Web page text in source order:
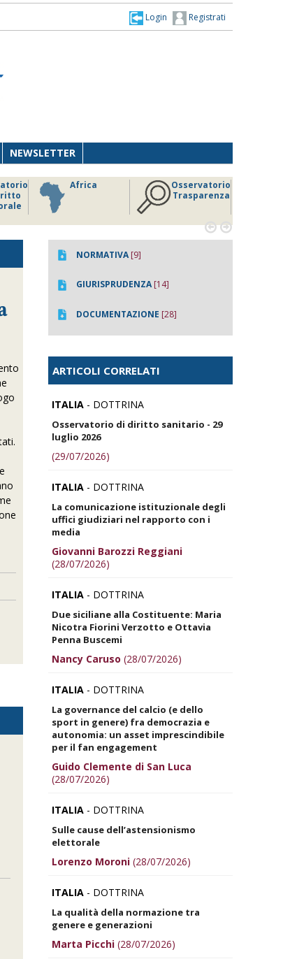
Registrati
Login
NEWSLETTER
Africa
Osservatorio
Trasparenza
 
NORMATIVA[9]
GIURISPRUDENZA[14]
DOCUMENTAZIONE [28]
ARTICOLI CORRELATI
ITALIA - DOTTRINA
Osservatorio di diritto sanitario - 29
luglio 2026
(29/07/2026)
ITALIA - DOTTRINA
La comunicazione istituzionale degli
uffici giudiziari nel rapporto con i
media
Giovanni Barozzi Reggiani
(28/07/2026)
ITALIA - DOTTRINA
Due siciliane alla Costituente: Maria
Nicotra Fiorini Verzotto e Ottavia
Penna Buscemi
Nancy Caruso (28/07/2026)
ITALIA - DOTTRINA
La governance del calcio (e dello
sport in genere) fra democrazia e
autonomia: un asset imprescindibile
per il fan engagement
Guido Clemente di San Luca
(28/07/2026)
ITALIA - DOTTRINA
Sulle cause dell’astensionismo
elettorale
Lorenzo Moroni (28/07/2026)
ITALIA - DOTTRINA
La qualità della normazione tra
genere e generazioni
Marta Picchi (28/07/2026)